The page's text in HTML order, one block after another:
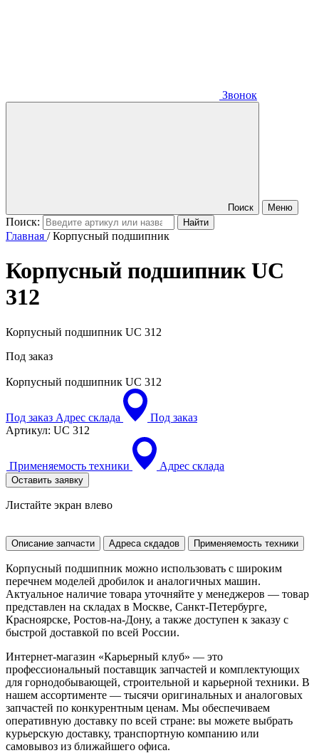
Звонок
Поиск Меню
Поиск:
Главная /Корпусный подшипник
Корпусный подшипникUC
312
Корпусный подшипник UC 312
Под заказ
Корпусный подшипник UC 312
Под заказ Адрес склада
Под заказ
Артикул: UC 312
Применяемость техники Адрес склада
Оставить заявку
Листайте экран влево
Описание запчасти Адреса скдадов Применяемость техники
Корпусный подшипник можно использовать с широким
перечнем моделей дробилок и аналогичных машин.
Актуальное наличие товара уточняйте у менеджеров — товар
представлен на складах в Москве, Санкт-Петербурге,
Красноярске, Ростов-на-Дону, а также доступен к заказу с
быстрой доставкой по всей России.
Интернет-магазин «Карьерный клуб» — это
профессиональный поставщик запчастей и комплектующих
для горнодобывающей, строительной и карьерной техники. В
нашем ассортименте — тысячи оригинальных и аналоговых
запчастей по конкурентным ценам. Мы обеспечиваем
оперативную доставку по всей стране: вы можете выбрать
курьерскую доставку, транспортную компанию или
самовывоз из ближайшего офиса.